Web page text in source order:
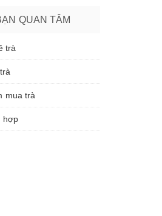
QUAN TÂM
trà
mua trà
hợp